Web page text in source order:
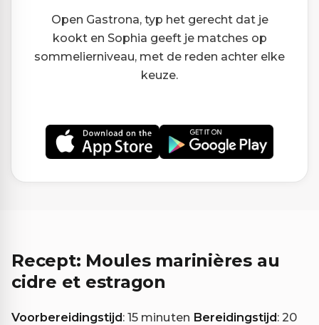
Open Gastrona, typ het gerecht dat je
kookt en Sophia geeft je matches op
sommelierniveau, met de reden achter elke
keuze.
Recept: Moules marinières au
cidre et estragon
Voorbereidingstijd: 15 minuten Bereidingstijd: 20